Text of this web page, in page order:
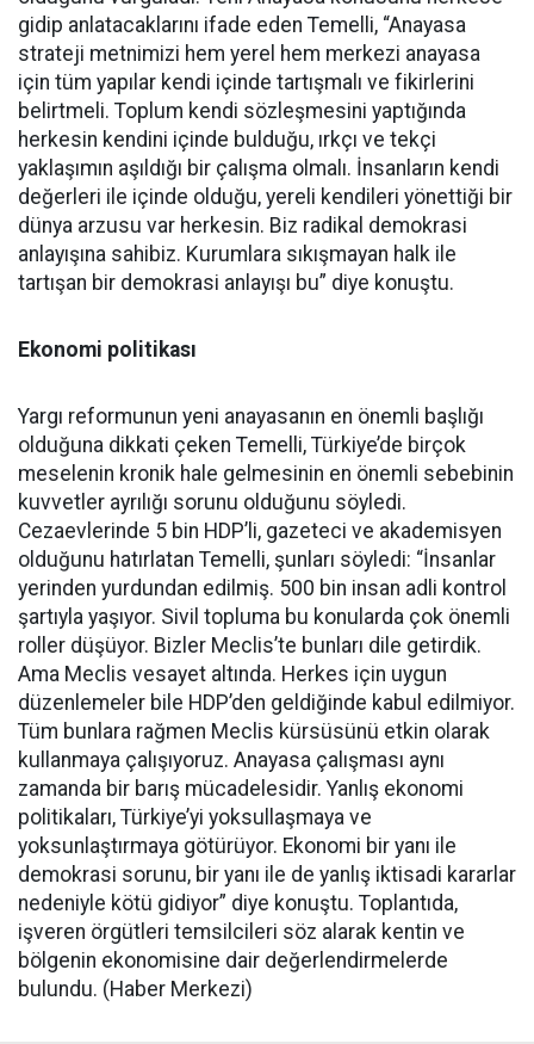
gidip anlatacaklarını ifade eden Temelli, “Anayasa
strateji metnimizi hem yerel hem merkezi anayasa
için tüm yapılar kendi içinde tartışmalı ve fikirlerini
belirtmeli. Toplum kendi sözleşmesini yaptığında
herkesin kendini içinde bulduğu, ırkçı ve tekçi
yaklaşımın aşıldığı bir çalışma olmalı. İnsanların kendi
değerleri ile içinde olduğu, yereli kendileri yönettiği bir
dünya arzusu var herkesin. Biz radikal demokrasi
anlayışına sahibiz. Kurumlara sıkışmayan halk ile
tartışan bir demokrasi anlayışı bu” diye konuştu.
Ekonomi politikası
Yargı reformunun yeni anayasanın en önemli başlığı
olduğuna dikkati çeken Temelli, Türkiye’de birçok
meselenin kronik hale gelmesinin en önemli sebebinin
kuvvetler ayrılığı sorunu olduğunu söyledi.
Cezaevlerinde 5 bin HDP’li, gazeteci ve akademisyen
olduğunu hatırlatan Temelli, şunları söyledi: “İnsanlar
yerinden yurdundan edilmiş. 500 bin insan adli kontrol
şartıyla yaşıyor. Sivil topluma bu konularda çok önemli
roller düşüyor. Bizler Meclis’te bunları dile getirdik.
Ama Meclis vesayet altında. Herkes için uygun
düzenlemeler bile HDP’den geldiğinde kabul edilmiyor.
Tüm bunlara rağmen Meclis kürsüsünü etkin olarak
kullanmaya çalışıyoruz. Anayasa çalışması aynı
zamanda bir barış mücadelesidir. Yanlış ekonomi
politikaları, Türkiye’yi yoksullaşmaya ve
yoksunlaştırmaya götürüyor. Ekonomi bir yanı ile
demokrasi sorunu, bir yanı ile de yanlış iktisadi kararlar
nedeniyle kötü gidiyor” diye konuştu. Toplantıda,
işveren örgütleri temsilcileri söz alarak kentin ve
bölgenin ekonomisine dair değerlendirmelerde
bulundu. (Haber Merkezi)